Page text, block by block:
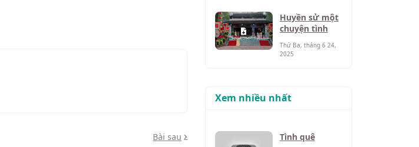
Bài sau
Huyền sử một
chuyện tình
Thứ Ba, tháng 6 24,
2025
Xem nhiều nhất
Tình quê